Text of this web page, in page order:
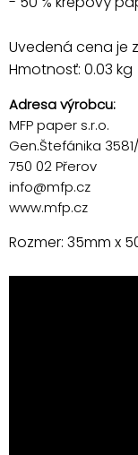
Uvedená cena je
Hmotnosť: 0.03 kg
Adresa výrobcu:
MFP paper s.r.o.
Gen.Štefánika
750 02 Přerov
info@mfp.cz
www.mfp.cz
Rozmer: 35mm x